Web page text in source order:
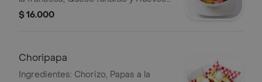
de codorniz
$ 16.000
Choripapa
Ingredientes: Chorizo, Papas a la